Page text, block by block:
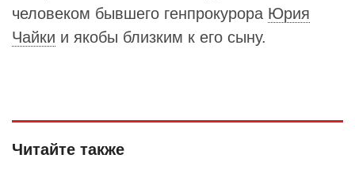
человеком бывшего генпрокурора Юрия
Чайки и якобы близким к его сыну.
Читайте также